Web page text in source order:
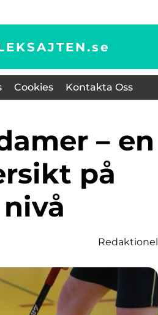
se
Cookies Kontakta Oss
på
Redaktionel